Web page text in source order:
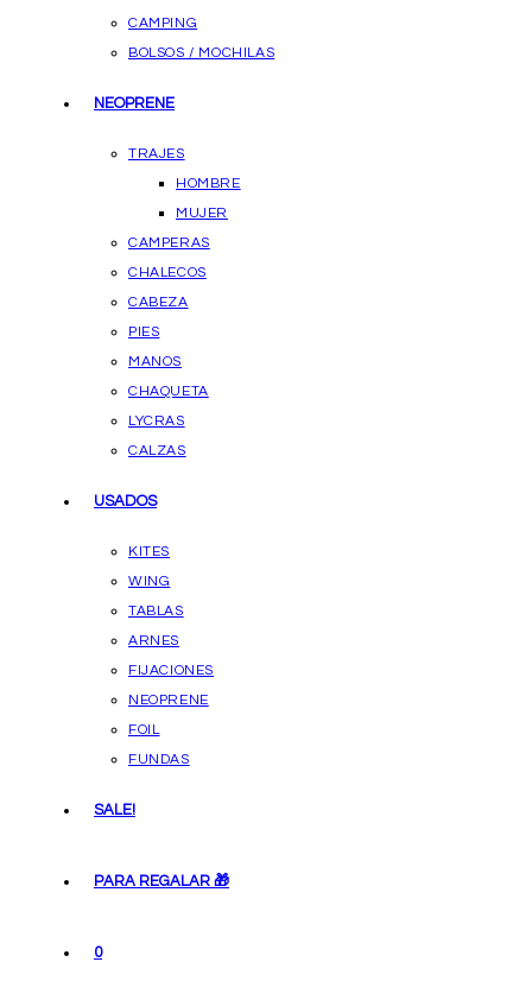
CAMPING
BOLSOS / MOCHILAS
NEOPRENE
TRAJES
HOMBRE
MUJER
CAMPERAS
CHALECOS
CABEZA
PIES
MANOS
CHAQUETA
LYCRAS
CALZAS
USADOS
KITES
WING
TABLAS
ARNES
FIJACIONES
NEOPRENE
FOIL
FUNDAS
SALE!
PARA REGALAR 🎁
0